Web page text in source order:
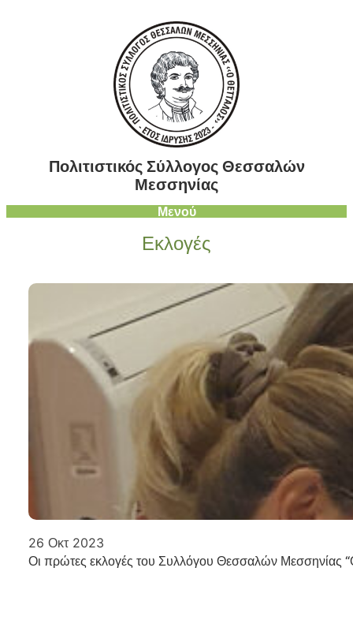
Πολιτιστικός Σύλλογος Θεσσαλών
Μεσσηνίας
Μενού
Εκλογές
26 Οκτ 2023
Οι πρώτες εκλογές του Συλλόγου Θεσσαλών Μεσσηνίας